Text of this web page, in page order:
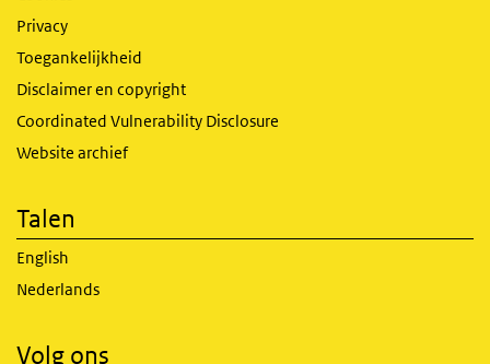
Privacy
Toegankelijkheid
Disclaimer en copyright
Coordinated Vulnerability Disclosure
Website archief
Talen
English
Nederlands
Volg ons